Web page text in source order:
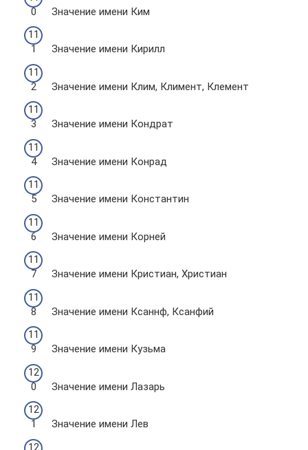
Значение имени Ким
Значение имени Кирилл
Значение имени Клим, Климент, Клемент
Значение имени Кондрат
Значение имени Конрад
Значение имени Константин
Значение имени Корней
Значение имени Кристиан, Христиан
Значение имени Ксаннф, Ксанфий
Значение имени Кузьма
Значение имени Лазарь
Значение имени Лев